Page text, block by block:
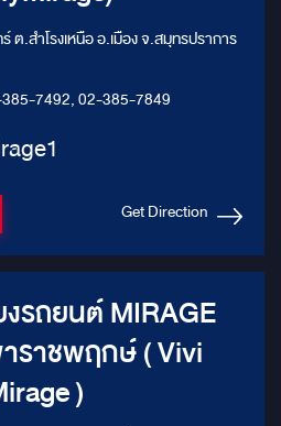
.สำโรงเหนือ อ.เมือง จ.สมุทรปราการ
7492, 02-385-7849
Get Direction
งรถยนต์ MIRAGE
)